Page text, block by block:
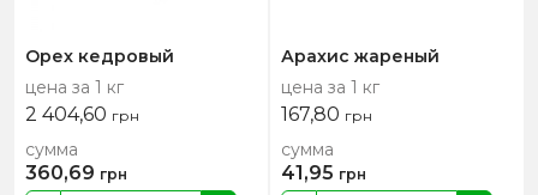
Орех кедровый
цена за 1 кг
2 404,60 грн
сумма
360,69 грн
Арахис жареный
цена за 1 кг
167,80 грн
сумма
41,95 грн